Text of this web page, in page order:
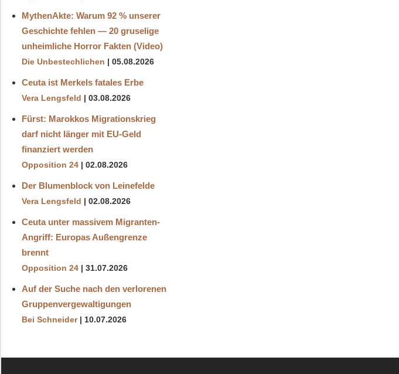
MythenAkte: Warum 92 % unserer
Geschichte fehlen — 20 gruselige
unheimliche Horror Fakten (Video)
Die Unbestechlichen 05.08.2026
Ceuta ist Merkels fatales Erbe
Vera Lengsfeld 03.08.2026
Fürst: Marokkos Migrationskrieg
darf nicht länger mit EU-Geld
finanziert werden
Opposition 24 02.08.2026
Der Blumenblock von Leinefelde
Vera Lengsfeld 02.08.2026
Ceuta unter massivem Migranten-
Angriff: Europas Außengrenze
brennt
Opposition 24 31.07.2026
Auf der Suche nach den verlorenen
Gruppenvergewaltigungen
Bei Schneider 10.07.2026